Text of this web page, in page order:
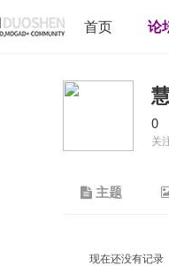
首页 论
0
关
主题
现在还没有记录